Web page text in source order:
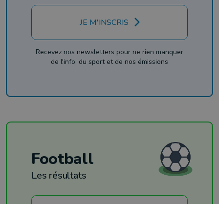
JE M'INSCRIS
Recevez nos newsletters pour ne rien manquer
de l'info, du sport et de nos émissions
Football
Les résultats